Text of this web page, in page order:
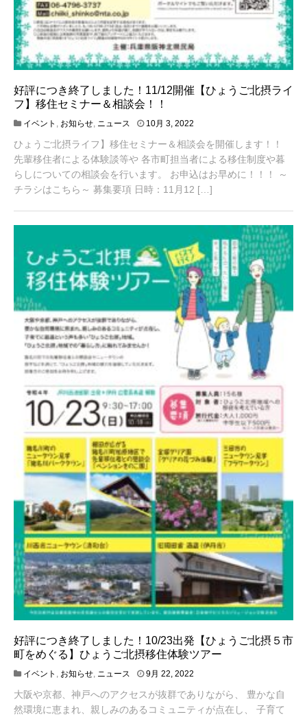
好評につき終了しました！11/12開催【ひょうご北摂ライ
フ】移住セミナー＆相談会！！
イベント お知らせ ニュース 10月 3, 2022
1
9
,
2
0
ひょうご北摂ライフ】移住セミナー＆相談会を開催します！！
先輩移住者による体験談等や 各市町担当者による移住制度や暮
らしについての相談会を行います。 お申込はお早めに！！！ ～
チラシはこちら～ 募集要項 日時：11月12 […]
好評につき終了しました！10/23出発【ひょうご北摂５市
町をめぐる】ひょうご北摂移住体験ツアー
イベント , お知らせ, ニュース 9月 22, 2022
月
3
大阪や京都、神戸へのアクセスが抜群でありながら、 豊かな自
然環境に恵まれ、親しみのあるコミュニティが点在し、 子育て